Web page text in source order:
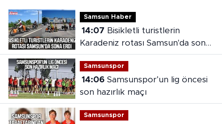
Samsun Haber
14:07
Karadeniz rotası Samsun'da sona
erdi
Samsunspor
14:06Samsunspor’un lig öncesi
son hazırlık maçı
Samsunspor